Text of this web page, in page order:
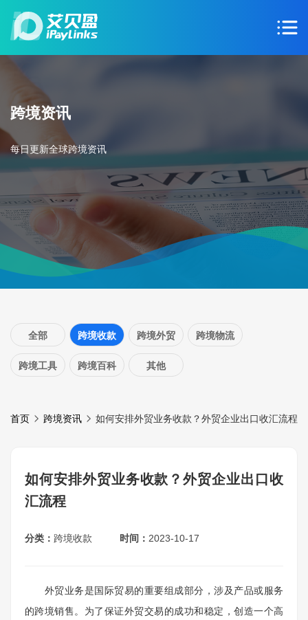
跨境资讯
每日更新全球跨境资讯
全部 跨境收款 跨境外贸 跨境物流
跨境工具 跨境百科 其他
首页 跨境资讯 如何安排外贸业务收款？外贸企业出口收汇流程
如何安排外贸业务收款？外贸企业出口收
汇流程
分类： 跨境收款 时间： 2023-10-17
外贸业务是国际贸易的重要组成部分，涉及产品或服务
的跨境销售。为了保证外贸交易的成功和稳定，创造一个高